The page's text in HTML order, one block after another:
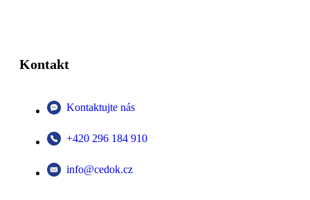
Kontakt
Kontaktujte nás
+420 296 184 910
info@cedok.cz